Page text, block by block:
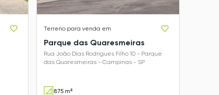
Terreno para venda em
Parque das Quaresmeiras
Rua João Dias Rodrigues Filho 10 - Parque
das Quaresmeiras - Campinas - SP
875 m²